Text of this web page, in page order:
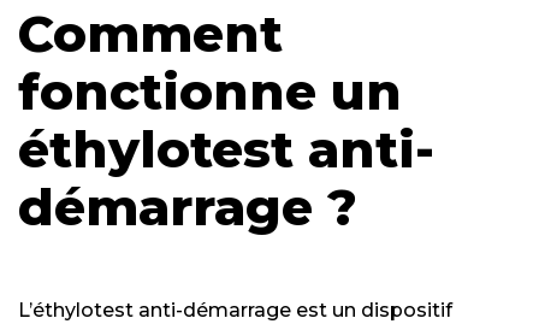
Comment
fonctionne un
éthylotest anti-
démarrage ?
L’éthylotest anti-démarrage est un dispositif